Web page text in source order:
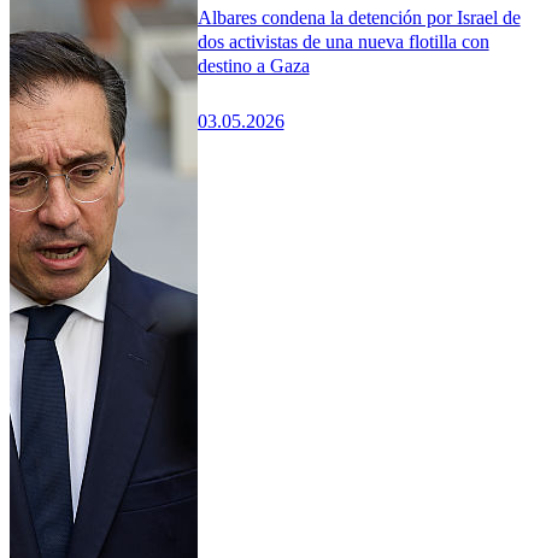
Albares condena la detención por Israel de
dos activistas de una nueva flotilla con
destino a Gaza
03.05.2026